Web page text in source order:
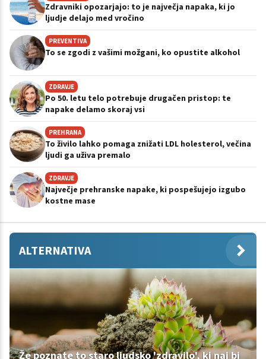
Zdravniki opozarjajo: to je največja napaka, ki jo
ljudje delajo med vročino
PREVENTIVA
To se zgodi z vašimi možgani, ko opustite alkohol
ZDRAVJE
Po 50. letu telo potrebuje drugačen pristop: te
napake delamo skoraj vsi
PREHRANA
To živilo lahko pomaga znižati LDL holesterol, večina
ljudi ga uživa premalo
ZDRAVJE
Največje prehranske napake, ki pospešujejo izgubo
kostne mase
ALTERNATIVA
Že poznate to staro ljudsko 'zdravilo', ki naj bi